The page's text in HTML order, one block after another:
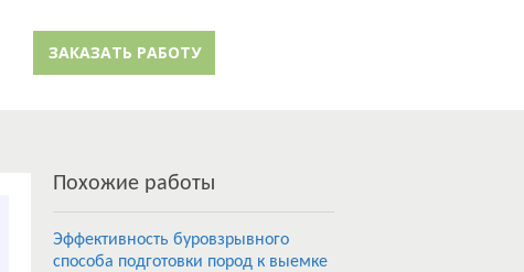
ЗАКАЗАТЬ РАБОТУ
Похожие работы
Эффективность буровзрывного
способа подготовки пород к выемке